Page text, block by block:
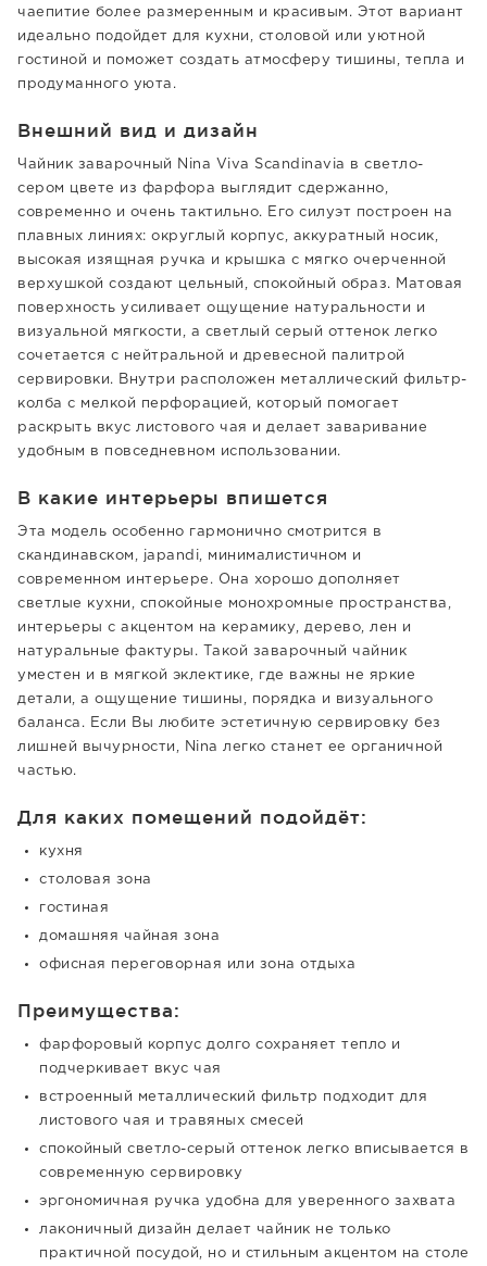
чаепитие более размеренным и красивым. Этот вариант
идеально подойдет для кухни, столовой или уютной
гостиной и поможет создать атмосферу тишины, тепла и
продуманного уюта.
Внешний вид и дизайн
Чайник заварочный Nina Viva Scandinavia в светло-
сером цвете из фарфора выглядит сдержанно,
современно и очень тактильно. Его силуэт построен на
плавных линиях: округлый корпус, аккуратный носик,
высокая изящная ручка и крышка с мягко очерченной
верхушкой создают цельный, спокойный образ. Матовая
поверхность усиливает ощущение натуральности и
визуальной мягкости, а светлый серый оттенок легко
сочетается с нейтральной и древесной палитрой
сервировки. Внутри расположен металлический фильтр-
колба с мелкой перфорацией, который помогает
раскрыть вкус листового чая и делает заваривание
удобным в повседневном использовании.
В какие интерьеры впишется
Эта модель особенно гармонично смотрится в
скандинавском, japandi, минималистичном и
современном интерьере. Она хорошо дополняет
светлые кухни, спокойные монохромные пространства,
интерьеры с акцентом на керамику, дерево, лен и
натуральные фактуры. Такой заварочный чайник
уместен и в мягкой эклектике, где важны не яркие
детали, а ощущение тишины, порядка и визуального
баланса. Если Вы любите эстетичную сервировку без
лишней вычурности, Nina легко станет ее органичной
частью.
Для каких помещений подойдёт:
кухня
столовая зона
гостиная
домашняя чайная зона
офисная переговорная или зона отдыха
Преимущества:
фарфоровый корпус долго сохраняет тепло и
подчеркивает вкус чая
встроенный металлический фильтр подходит для
листового чая и травяных смесей
спокойный светло-серый оттенок легко вписывается в
современную сервировку
эргономичная ручка удобна для уверенного захвата
лаконичный дизайн делает чайник не только
практичной посудой, но и стильным акцентом на столе